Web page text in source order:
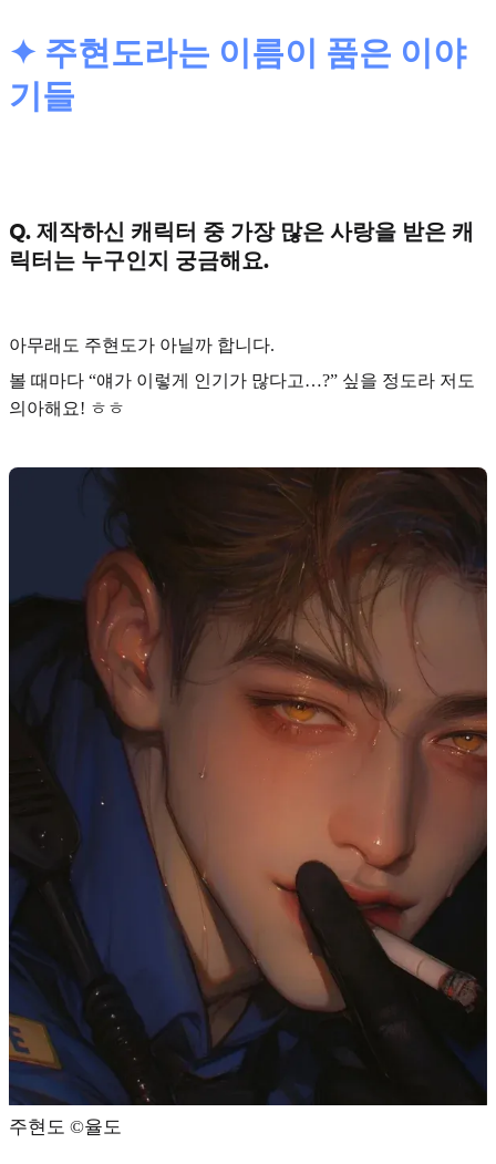
✦ 주현도라는 이름이 품은 이야
기들
Q. 제작하신 캐릭터 중 가장 많은 사랑을 받은 캐
릭터는 누구인지 궁금해요.
아무래도 주현도가 아닐까 합니다.
볼 때마다 “얘가 이렇게 인기가 많다고…?” 싶을 정도라 저도
의아해요! ㅎㅎ
주현도 ©️율도